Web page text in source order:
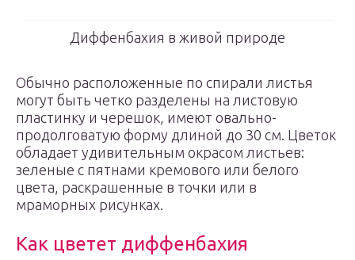
Диффенбахия в живой природе
Обычно расположенные по спирали листья
могут быть четко разделены на листовую
пластинку и черешок, имеют овально-
продолговатую форму длиной до 30 см. Цветок
обладает удивительным окрасом листьев:
зеленые с пятнами кремового или белого
цвета, раскрашенные в точки или в
мраморных рисунках.
Как цветет диффенбахия